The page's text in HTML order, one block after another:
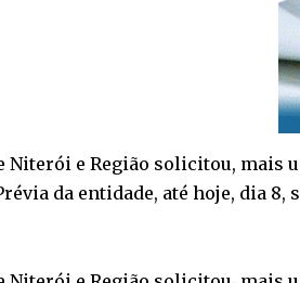
Niterói e Região solicitou, mais
da entidade, até hoje, dia